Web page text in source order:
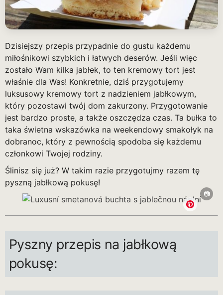
Dzisiejszy przepis przypadnie do gustu każdemu
miłośnikowi szybkich i łatwych deserów. Jeśli więc
zostało Wam kilka jabłek, to ten kremowy tort jest
właśnie dla Was! Konkretnie, dziś przygotujemy
luksusowy kremowy tort z nadzieniem jabłkowym,
który pozostawi twój dom zakurzony. Przygotowanie
jest bardzo proste, a także oszczędza czas. Ta bułka to
taka świetna wskazówka na weekendowy smakołyk na
dobranoc, który z pewnością spodoba się każdemu
członkowi Twojej rodziny.
Ślinisz się już? W takim razie przygotujmy razem tę
pyszną jabłkową pokusę!
Pyszny przepis na jabłkową
pokusę: